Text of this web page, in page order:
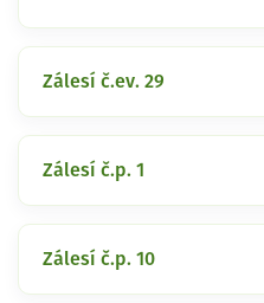
Zálesí č.ev. 29
Zálesí č.p. 1
Zálesí č.p. 10